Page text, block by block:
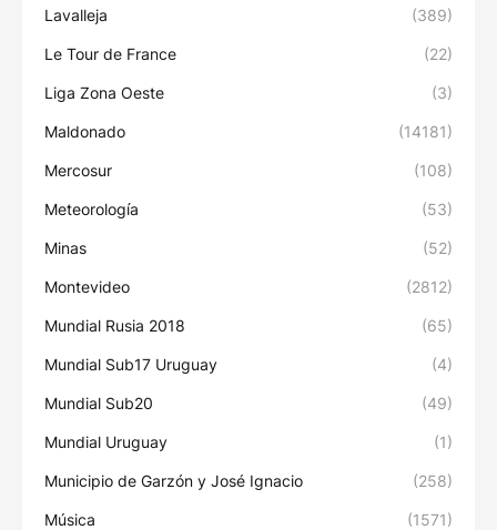
Lavalleja (389)
Le Tour de France (22)
Liga Zona Oeste (3)
Maldonado (14181)
Mercosur (108)
Meteorología (53)
Minas (52)
Montevideo (2812)
Mundial Rusia 2018 (65)
Mundial Sub17 Uruguay (4)
Mundial Sub20 (49)
Mundial Uruguay (1)
Municipio de Garzón y José Ignacio (258)
Música (1571)